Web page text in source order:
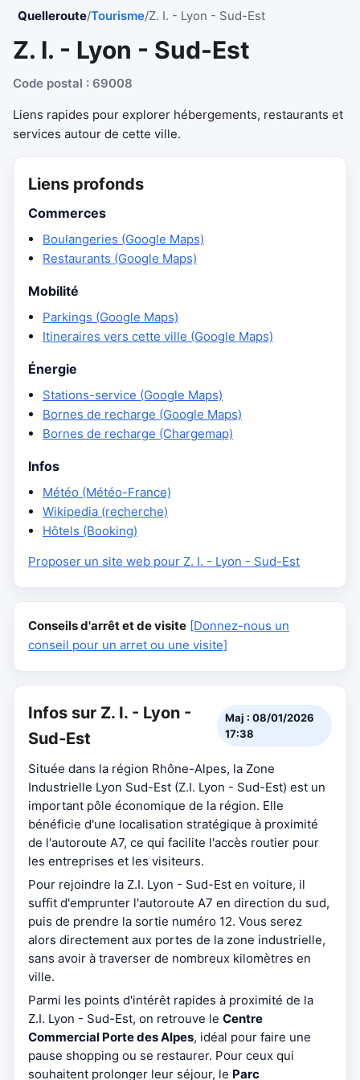
Quelleroute/Tourisme/Z. I. - Lyon - Sud-Est
Z. I. - Lyon - Sud-Est
Code postal : 69008
Liens rapides pour explorer hébergements, restaurants et
services autour de cette ville.
Liens profonds
Commerces
Boulangeries (Google Maps)
Restaurants (Google Maps)
Mobilité
Parkings (Google Maps)
Itineraires vers cette ville (Google Maps)
Énergie
Stations-service (Google Maps)
Bornes de recharge (Google Maps)
Bornes de recharge (Chargemap)
Infos
Météo (Météo-France)
Wikipedia (recherche)
Hôtels (Booking)
Proposer un site web pour Z. I. - Lyon - Sud-Est
Conseils d'arrêt et de visite [Donnez-nous un
conseil pour un arret ou une visite]
Infos sur Z. I. - Lyon -
Sud-Est
Maj : 08/01/2026
17:38
Située dans la région Rhône-Alpes, la Zone
Industrielle Lyon Sud-Est (Z.I. Lyon - Sud-Est) est un
important pôle économique de la région. Elle
bénéficie d'une localisation stratégique à proximité
de l'autoroute A7, ce qui facilite l'accès routier pour
les entreprises et les visiteurs.
Pour rejoindre la Z.I. Lyon - Sud-Est en voiture, il
suffit d'emprunter l'autoroute A7 en direction du sud,
puis de prendre la sortie numéro 12. Vous serez
alors directement aux portes de la zone industrielle,
sans avoir à traverser de nombreux kilomètres en
ville.
Parmi les points d'intérêt rapides à proximité de la
Z.I. Lyon - Sud-Est, on retrouve le Centre
Commercial Porte des Alpes, idéal pour faire une
pause shopping ou se restaurer. Pour ceux qui
souhaitent prolonger leur séjour, le Parc